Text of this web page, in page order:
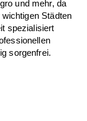
und mehr, da
Städten
spezialisiert
sorgenfrei.